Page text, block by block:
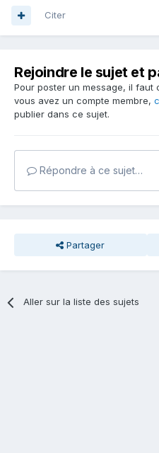
Citer
Rejoindre le sujet et
Pour poster un message, il faut
vous avez un compte membre,
publier dans ce sujet.
Répondre à ce sujet…
Partager
Aller sur la liste des sujets